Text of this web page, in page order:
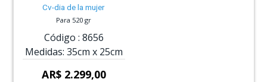
Cv-dia de la mujer
Para 520 gr
Código : 8656
Medidas: 35cm x 25cm
AR$ 2.299,00